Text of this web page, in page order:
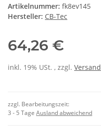
Artikelnummer: fk8ev145
Hersteller: CB-Tec
64,26 €
inkl. 19% USt. , zzgl. Versand
zzgl. Bearbeitungszeit:
3 - 5 Tage Ausland abweichend